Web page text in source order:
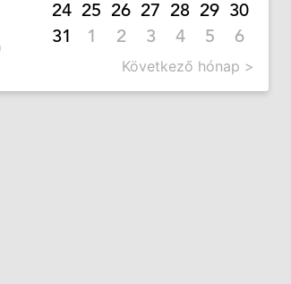
24 25 26 27 28 29 30
31
1 2 3 4 5 6
Következő hónap >